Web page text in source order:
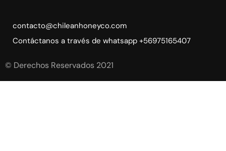
contacto@chileanhoneyco.com
Contáctanos a través de whatsapp +56975165407
© Derechos Reservados 2021